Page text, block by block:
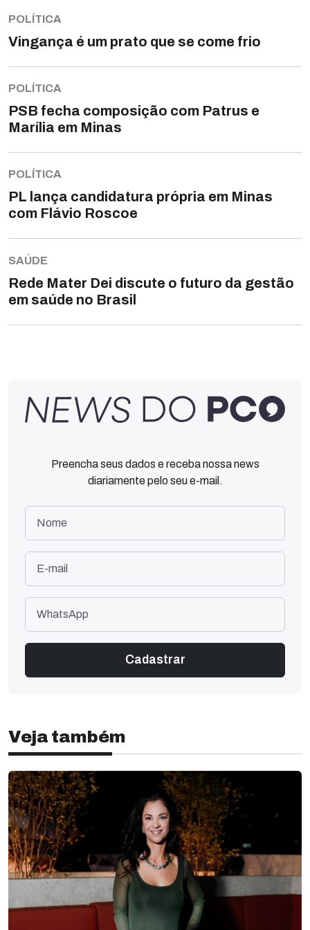
POLÍTICA
Vingança é um prato que se come frio
POLÍTICA
PSB fecha composição com Patrus e
Marília em Minas
POLÍTICA
PL lança candidatura própria em Minas
com Flávio Roscoe
SAÚDE
Rede Mater Dei discute o futuro da gestão
em saúde no Brasil
Preencha seus dados e receba nossa news
diariamente pelo seu e-mail.
Veja também